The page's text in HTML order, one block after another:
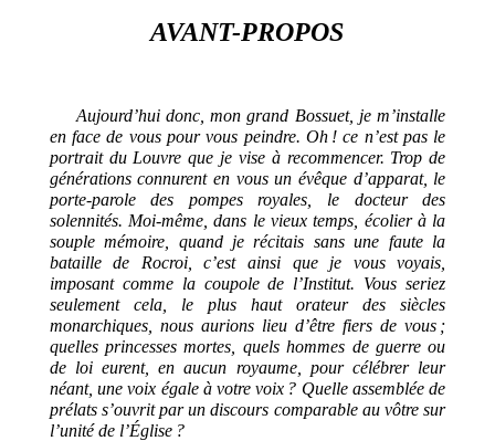
AVANT-PROPOS
Aujourd’hui donc, mon grand Bossuet, je m’installe
en face de vous pour vous peindre. Oh ! ce n’est pas le
portrait du Louvre que je vise à recommencer. Trop de
générations connurent en vous un évêque d’apparat, le
porte-parole des pompes royales, le docteur des
solennités. Moi-même, dans le vieux temps, écolier à la
souple mémoire, quand je récitais sans une faute la
bataille de Rocroi, c’est ainsi que je vous voyais,
imposant comme la coupole de l’Institut. Vous seriez
seulement cela, le plus haut orateur des siècles
monarchiques, nous aurions lieu d’être fiers de vous ;
quelles princesses mortes, quels hommes de guerre ou
de loi eurent, en aucun royaume, pour célébrer leur
néant, une voix égale à votre voix ? Quelle assemblée de
prélats s’ouvrit par un discours comparable au vôtre sur
l’unité de l’Église ?